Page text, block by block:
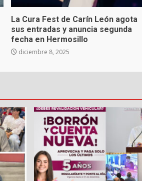
La Cura Fest de Carín León agota
sus entradas y anuncia segunda
fecha en Hermosillo
diciembre 8, 2025